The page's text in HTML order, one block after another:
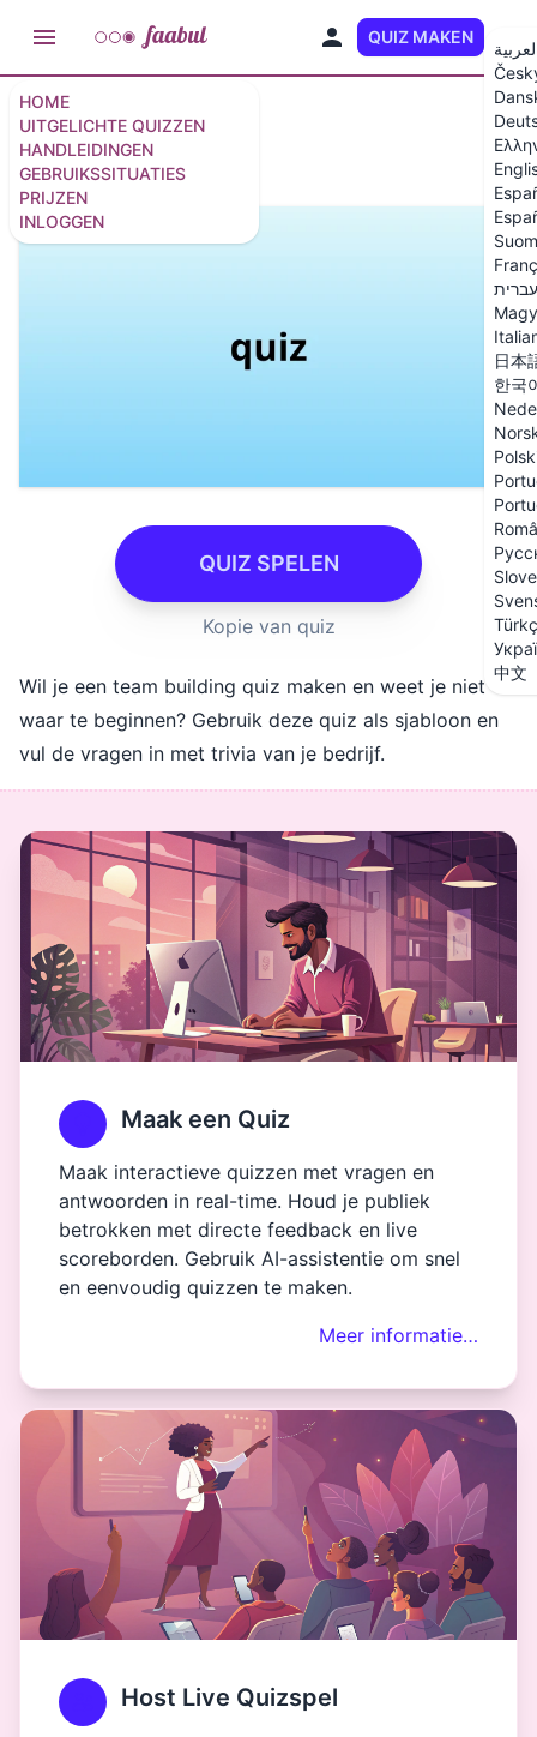
HOME
UITGELICHTE QUIZZEN
HANDLEIDINGEN
GEBRUIKSSITUATIES
PRIJZEN
INLOGGEN
QUIZ MAKEN
עברית
日本
한국
中文
Kopie van quiz
6 vragen / 7 dia's
QUIZ SPELEN
Kopie van quiz
Wil je een team building quiz maken en weet je niet
waar te beginnen? Gebruik deze quiz als sjabloon en
vul de vragen in met trivia van je bedrijf.
Maak een Quiz
Maak interactieve quizzen met vragen en
antwoorden in real-time. Houd je publiek
betrokken met directe feedback en live
scoreborden. Gebruik AI-assistentie om snel
en eenvoudig quizzen te maken.
Meer informatie…
Host Live Quizspel